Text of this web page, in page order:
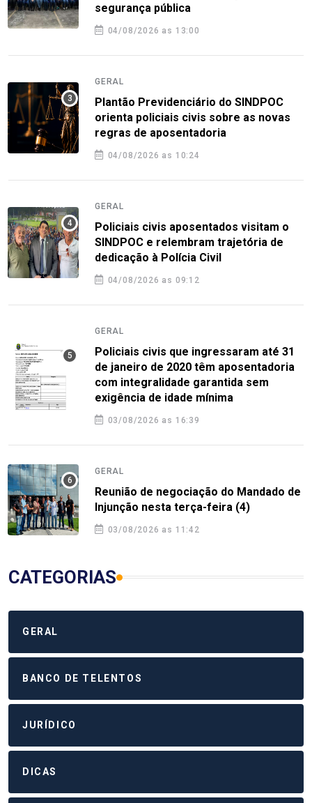
segurança pública
04/08/2026 as 13:00
GERAL
Plantão Previdenciário do SINDPOC
orienta policiais civis sobre as novas
regras de aposentadoria
04/08/2026 as 10:24
GERAL
Policiais civis aposentados visitam o
SINDPOC e relembram trajetória de
dedicação à Polícia Civil
04/08/2026 as 09:12
GERAL
Policiais civis que ingressaram até 31
de janeiro de 2020 têm aposentadoria
com integralidade garantida sem
exigência de idade mínima
03/08/2026 as 16:39
GERAL
Reunião de negociação do Mandado de
Injunção nesta terça-feira (4)
03/08/2026 as 11:42
CATEGORIAS
GERAL
BANCO DE TELENTOS
JURÍDICO
DICAS